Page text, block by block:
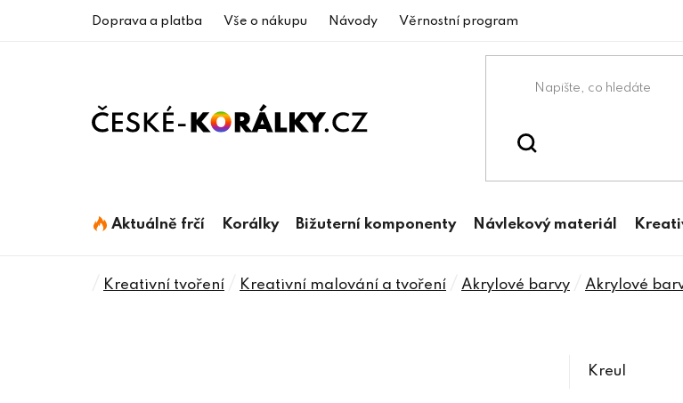
Doprava a platba Vše o nákupu Návody Věrnostní program
Aktuálně frčí Korálky Bižuterní komponenty Návlekový materiál
Domů
Kreativní tvoření Kreativní malování a tvoření Akrylové barvy Akrylové
Kreul